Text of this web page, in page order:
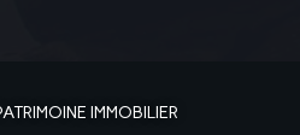
IMMOBILIER